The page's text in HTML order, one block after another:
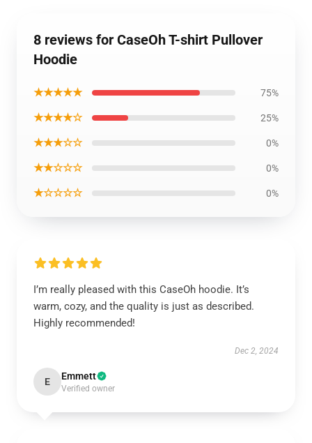
8 reviews for CaseOh T-shirt Pullover
Hoodie
★★★★★ 75%
★★★★☆ 25%
★★★☆☆ 0%
★★☆☆☆ 0%
★☆☆☆☆ 0%
I’m really pleased with this CaseOh hoodie. It’s
warm, cozy, and the quality is just as described.
Highly recommended!
Dec 2, 2024
E Emmett
Verified owner